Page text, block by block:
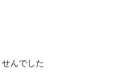
んでした